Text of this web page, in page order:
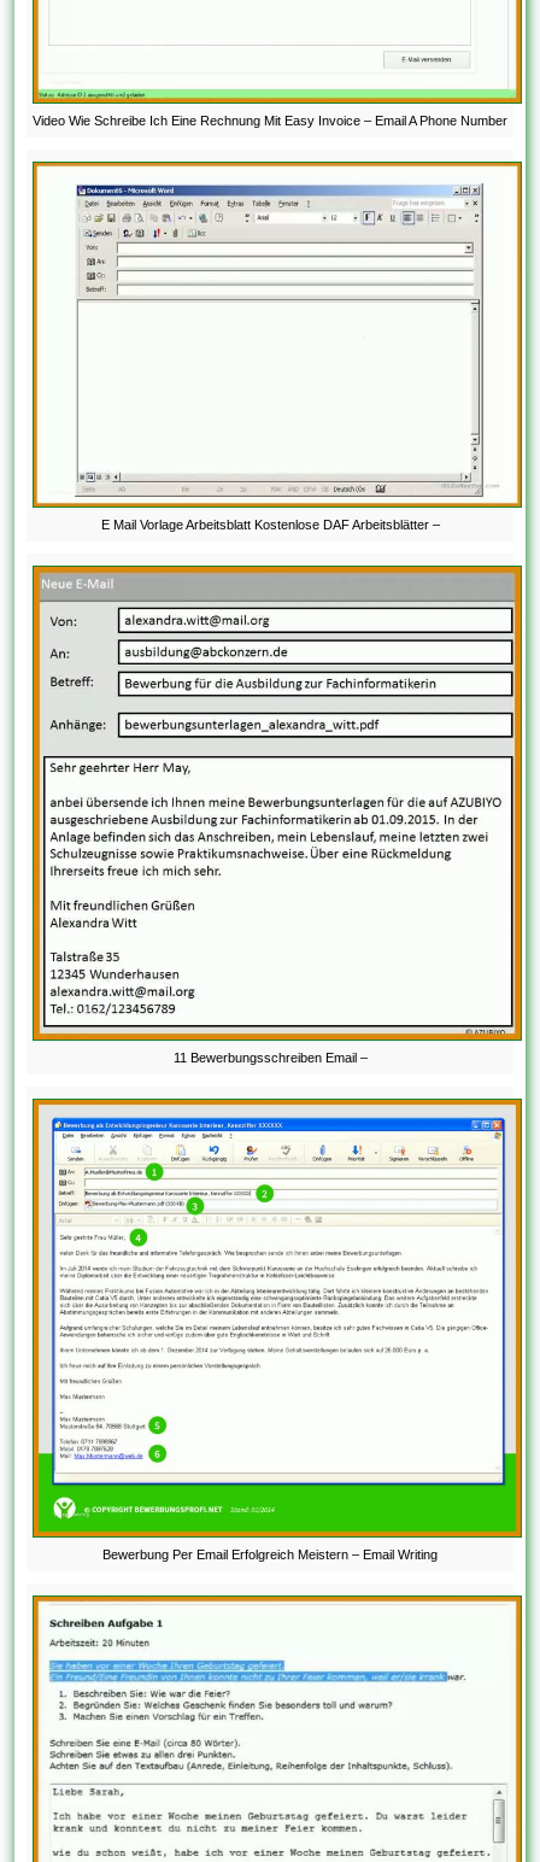
Video Wie Schreibe Ich Eine Rechnung Mit Easy Invoice – Email A Phone Number
E Mail Vorlage Arbeitsblatt Kostenlose DAF Arbeitsblätter –
11 Bewerbungsschreiben Email –
Bewerbung Per Email Erfolgreich Meistern – Email Writing